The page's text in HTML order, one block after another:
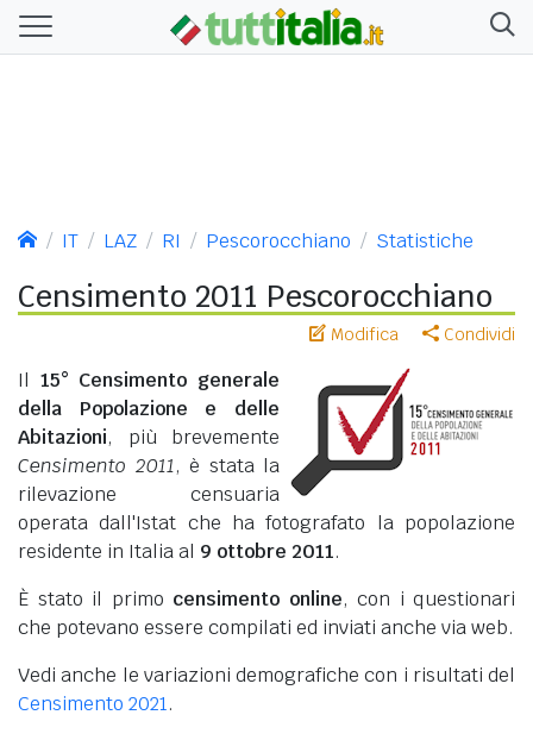
IT LAZ RI Pescorocchiano Statistiche
Censimento 2011 Pescorocchiano
Modifica Condividi
Il 15° Censimento generale
della Popolazione e delle
Abitazioni, più brevemente
Censimento 2011, è stata la
rilevazione censuaria
operata dall'Istat che ha fotografato la popolazione
residente in Italia al 9 ottobre 2011.
È stato il primo censimento online, con i questionari
che potevano essere compilati ed inviati anche via web.
Vedi anche le variazioni demografiche con i risultati del
Censimento 2021.